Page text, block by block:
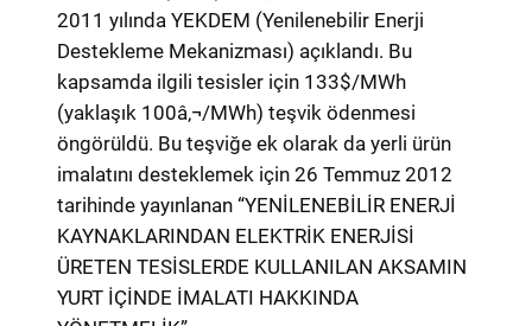
2011 yılında YEKDEM (Yenilenebilir Enerji
Destekleme Mekanizması) açıklandı. Bu
kapsamda ilgili tesisler için 133$/MWh
(yaklaşık 100â‚¬/MWh) teşvik ödenmesi
öngörüldü. Bu teşviğe ek olarak da yerli ürün
imalatını desteklemek için 26 Temmuz 2012
tarihinde yayınlanan “YENİLENEBİLİR ENERJİ
KAYNAKLARINDAN ELEKTRİK ENERJİSİ
ÜRETEN TESİSLERDE KULLANILAN AKSAMIN
YURT İÇİNDE İMALATI HAKKINDA